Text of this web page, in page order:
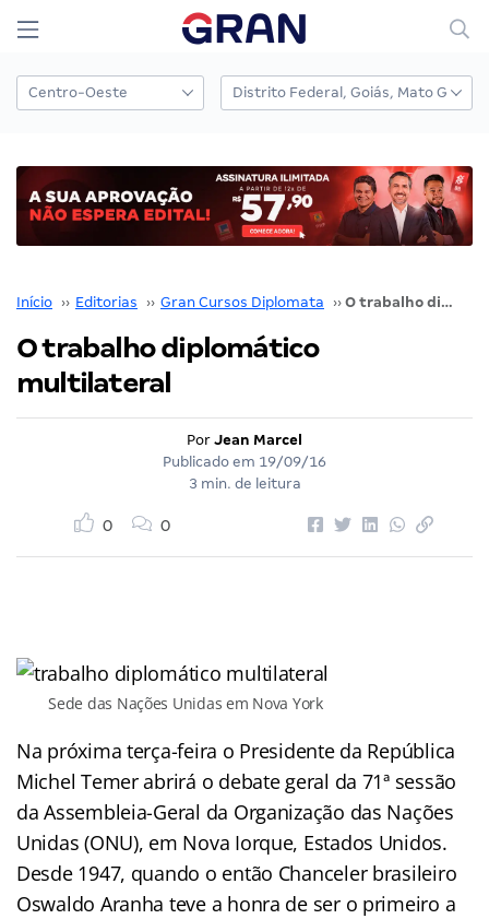
Início ›› Editorias ›› Gran Cursos Diplomata ›› O trabalho diplomático multilateral
O trabalho diplomático
multilateral
Por Jean Marcel
Publicado em 19/09/16
3 min. de leitura
0 0
Sede das Nações Unidas em Nova York
Na próxima terça-feira o Presidente da República
Michel Temer abrirá o debate geral da 71ª sessão
da Assembleia-Geral da Organização das Nações
Unidas (ONU), em Nova Iorque, Estados Unidos.
Desde 1947, quando o então Chanceler brasileiro
Oswaldo Aranha teve a honra de ser o primeiro a